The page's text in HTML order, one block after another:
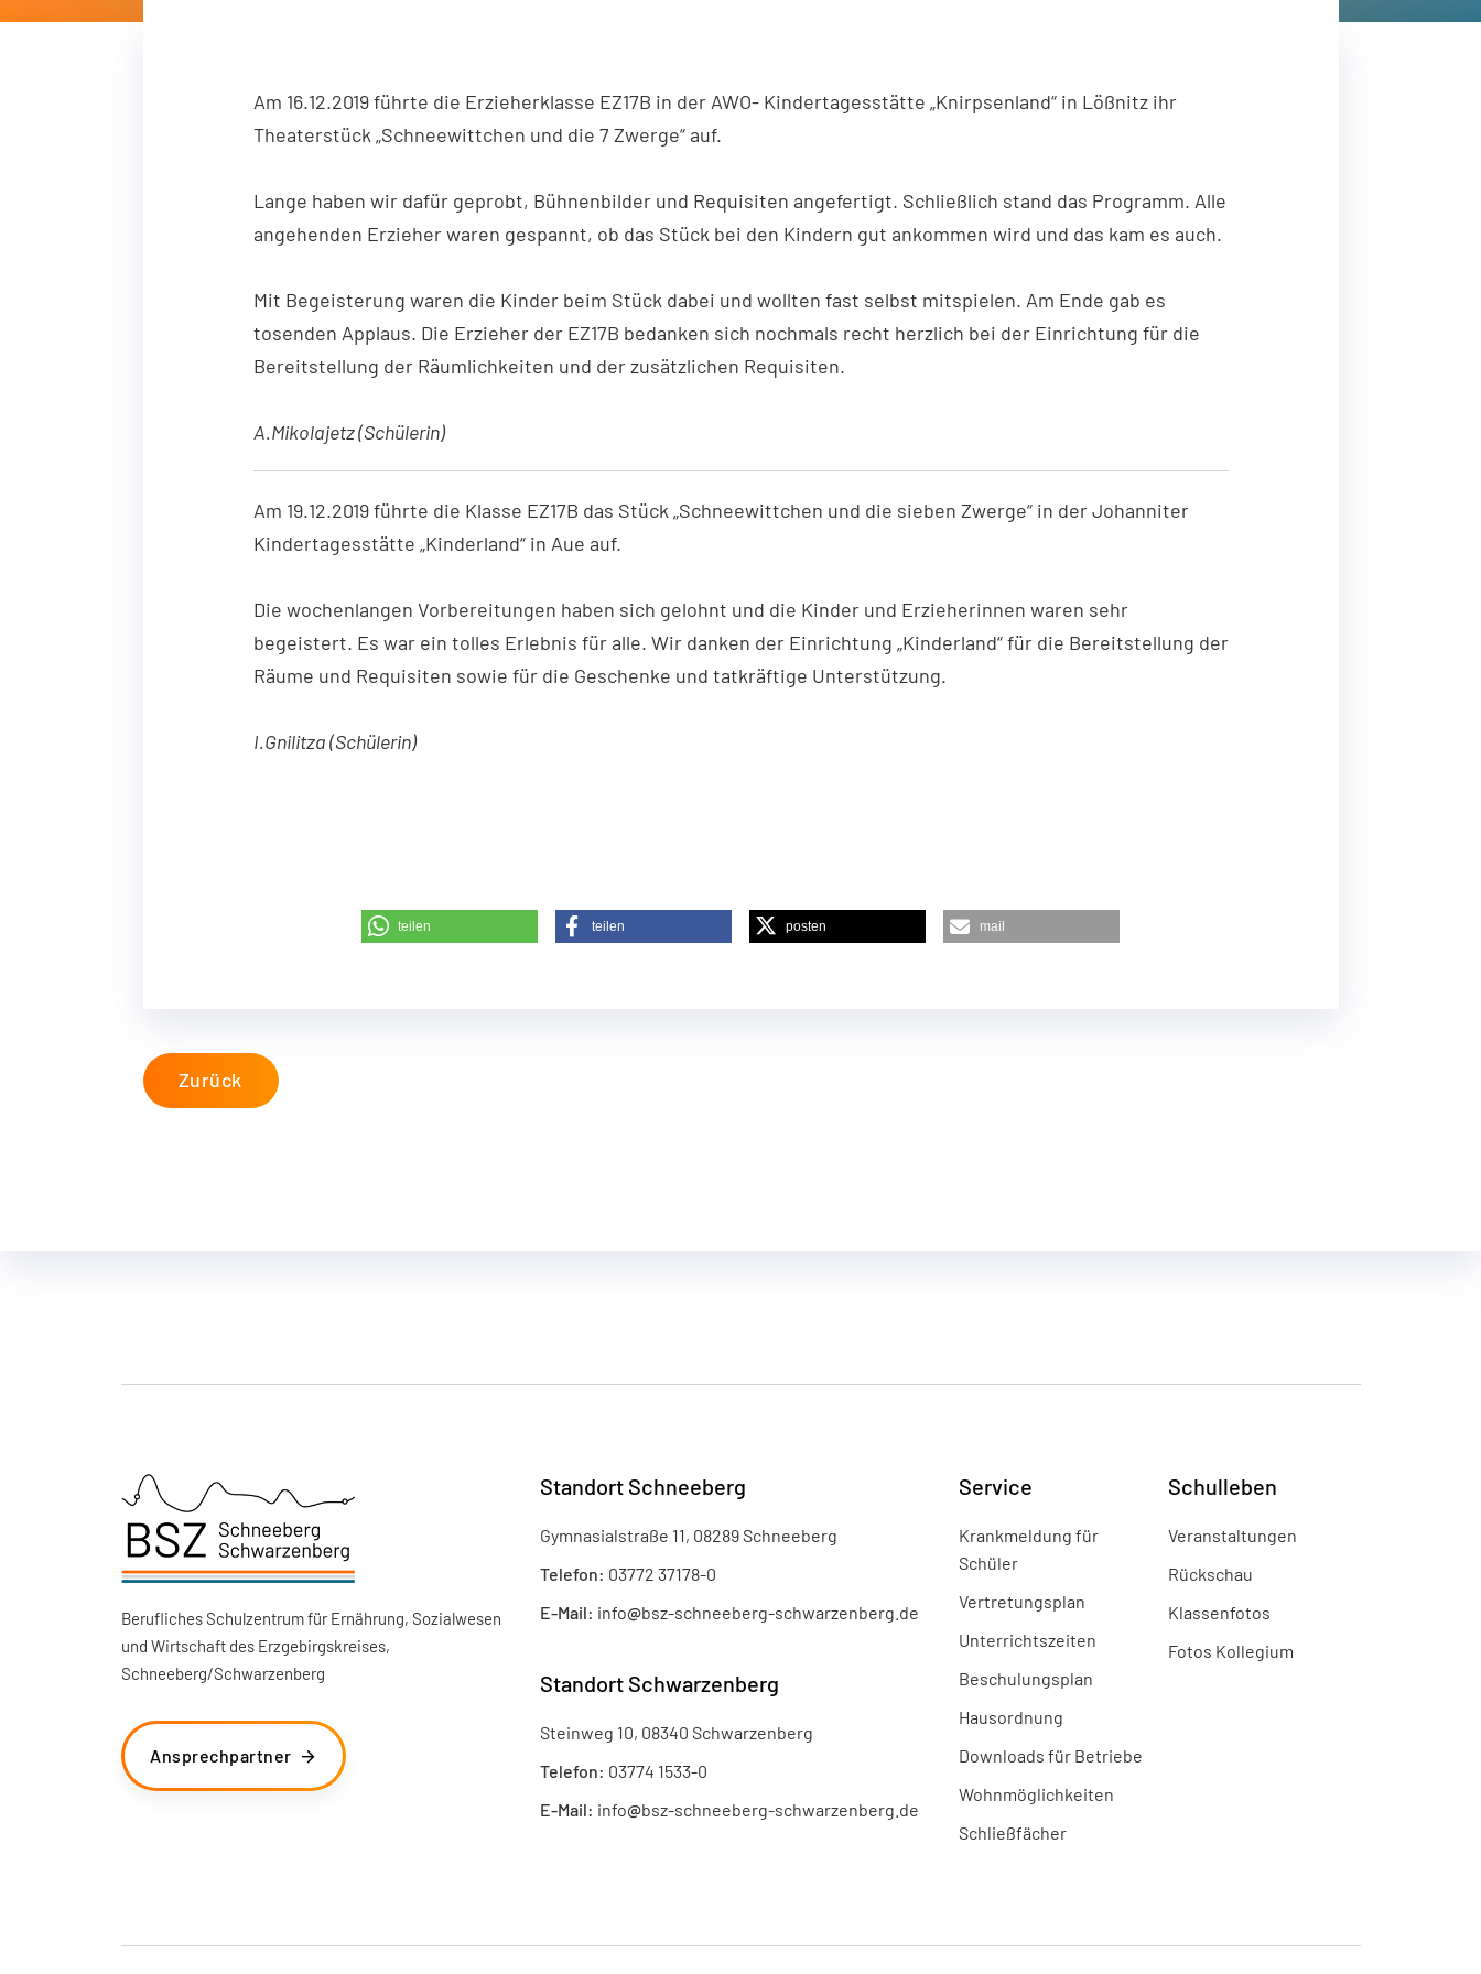
Am 16.12.2019führte die Erzieherklasse EZ17B in der AWO- Kindertagesstätte „Knirpsenland“ in Lößnitz ihr
Theaterstück „Schneewittchen und die 7 Zwerge“ auf.
Lange haben wir dafür geprobt, Bühnenbilder und Requisiten angefertigt. Schließlich stand das Programm. Alle
angehenden Erzieher waren gespannt, ob das Stück bei den Kindern gut ankommen wird und das kam es auch.
Mit Begeisterung waren die Kinder beim Stück dabei und wollten fast selbst mitspielen. Am Ende gab es
tosenden Applaus. Die Erzieher der EZ17B bedanken sich nochmals recht herzlich bei der Einrichtung für die
Bereitstellung der Räumlichkeiten und der zusätzlichen Requisiten.
A.Mikolajetz (Schülerin)
Am 19.12.2019führte die Klasse EZ17B das Stück „Schneewittchen und die sieben Zwerge“ in der Johanniter
Kindertagesstätte „Kinderland“ in Aue auf.
Die wochenlangen Vorbereitungen haben sich gelohnt und die Kinder und Erzieherinnen waren sehr
begeistert. Es war ein tolles Erlebnis für alle. Wir danken der Einrichtung „Kinderland“ für die Bereitstellung der
Räume und Requisiten sowie für die Geschenke und tatkräftige Unterstützung.
I.Gnilitza (Schülerin)
teilen teilen posten mail
Zurück
Berufliches Schulzentrum für Ernährung, Sozialwesen
und Wirtschaft des Erzgebirgskreises,
Schneeberg/Schwarzenberg
Ansprechpartner
Standort Schneeberg
Gymnasialstraße 11, 08289 Schneeberg
Telefon: 03772 37178-0
E-Mail: info@bsz-schneeberg-schwarzenberg.de
Standort Schwarzenberg
Steinweg 10, 08340 Schwarzenberg
Telefon: 03774 1533-0
E-Mail: info@bsz-schneeberg-schwarzenberg.de
Service
Krankmeldung für
Schüler
Vertretungsplan
Unterrichtszeiten
Beschulungsplan
Hausordnung
Downloads für Betriebe
Wohnmöglichkeiten
Schließfächer
Schulleben
Veranstaltungen
Rückschau
Klassenfotos
Fotos Kollegium
cookie_consent
Dieser Cookie speichert die ausgewählten Einverständnis-Optionen des Benutzers